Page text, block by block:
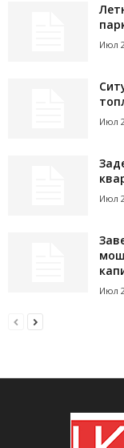
Июл
Июл
Июл
Июл